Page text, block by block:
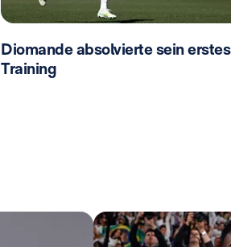
Diomande absolvierte sein erstes
Training